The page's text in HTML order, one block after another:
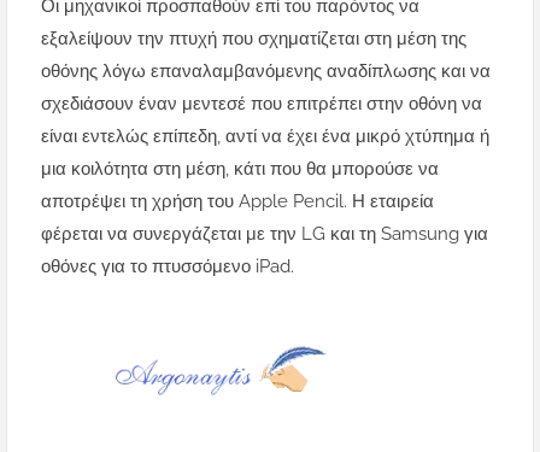
Οι μηχανικοί προσπαθούν επί του παρόντος να
εξαλείψουν την πτυχή που σχηματίζεται στη μέση της
οθόνης λόγω επαναλαμβανόμενης αναδίπλωσης και να
σχεδιάσουν έναν μεντεσέ που επιτρέπει στην οθόνη να
είναι εντελώς επίπεδη, αντί να έχει ένα μικρό χτύπημα ή
μια κοιλότητα στη μέση, κάτι που θα μπορούσε να
αποτρέψει τη χρήση του Apple Pencil. Η εταιρεία
φέρεται να συνεργάζεται με την LG και τη Samsung για
οθόνες για το πτυσσόμενο iPad.